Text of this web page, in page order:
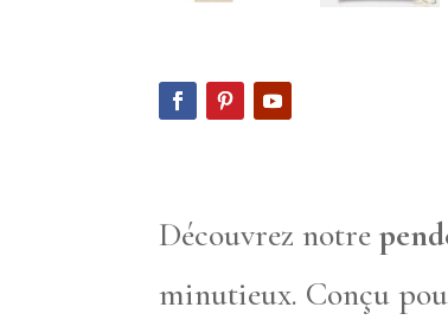
Découvrez notre
minutieux. Conçu